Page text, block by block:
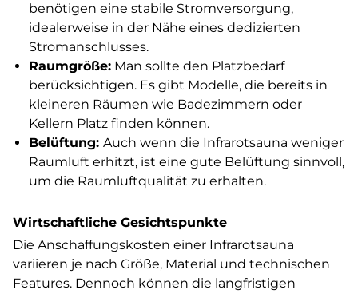
benötigen eine stabile Stromversorgung,
idealerweise in der Nähe eines dedizierten
Stromanschlusses.
Raumgröße: Man sollte den Platzbedarf
berücksichtigen. Es gibt Modelle, die bereits in
kleineren Räumen wie Badezimmern oder
Kellern Platz finden können.
Belüftung: Auch wenn die Infrarotsauna weniger
Raumluft erhitzt, ist eine gute Belüftung sinnvoll,
um die Raumluftqualität zu erhalten.
Wirtschaftliche Gesichtspunkte
Die Anschaffungskosten einer Infrarotsauna
variieren je nach Größe, Material und technischen
Features. Dennoch können die langfristigen